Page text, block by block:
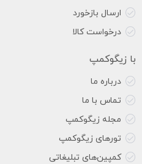
ارسال بازخورد
درخواست کالا
با زیگوکمپ
درباره ما
تماس با ما
مجله زیگوکمپ
تورهای زیگوکمپ
کمپین‌های تبلیغاتی